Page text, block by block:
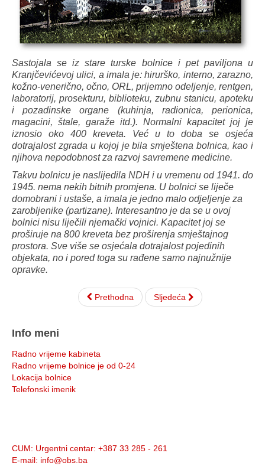
Sastojala se iz stare turske bolnice i pet paviljona u
Kranjčevićevoj ulici, a imala je: hirurško, interno, zarazno,
kožno-venerično, očno, ORL, prijemno odeljenje, rentgen,
laboratorij, prosekturu, biblioteku, zubnu stanicu, apoteku
i pozadinske organe (kuhinja, radionica, perionica,
magacini, štale, garaže itd.). Normalni kapacitet joj je
iznosio oko 400 kreveta. Već u to doba se osjeća
dotrajalost zgrada u kojoj je bila smještena bolnica, kao i
njihova nepodobnost za razvoj savremene medicine.
Takvu bolnicu je naslijedila NDH i u vremenu od 1941. do
1945. nema nekih bitnih promjena. U bolnici se liječe
domobrani i ustaše, a imala je jedno malo odjeljenje za
zarobljenike (partizane). Interesantno je da se u ovoj
bolnici nisu liječili njemački vojnici. Kapacitet joj se
proširuje na 800 kreveta bez proširenja smještajnog
prostora. Sve više se osjećala dotrajalost pojedinih
objekata, no i pored toga su rađene samo najnužnije
opravke.
Prethodna Sljedeća
Info meni
Radno vrijeme kabineta
Radno vrijeme bolnice je od 0-24
Lokacija bolnice
Telefonski imenik
CUM: Urgentni centar: +387 33 285 - 261
E-mail: info@obs.ba